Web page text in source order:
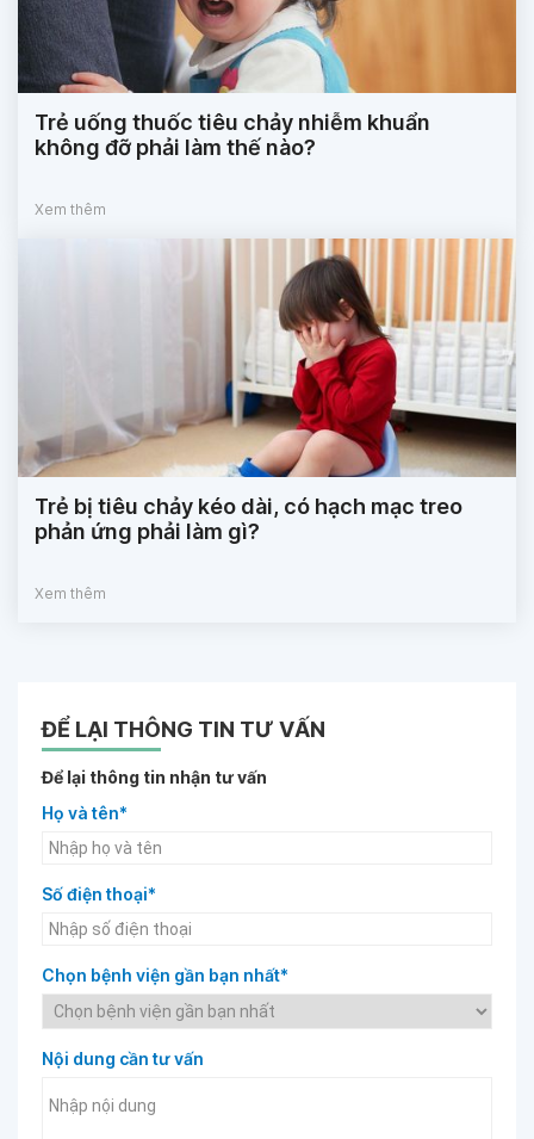
Trẻ uống thuốc tiêu chảy nhiễm khuẩn
không đỡ phải làm thế nào?
Xem thêm
Trẻ bị tiêu chảy kéo dài, có hạch mạc treo
phản ứng phải làm gì?
Xem thêm
ĐỂ LẠI THÔNG TIN TƯ VẤN
Để lại thông tin nhận tư vấn
Họ và tên*
Số điện thoại*
Chọn bệnh viện gần bạn nhất*
Nội dung cần tư vấn